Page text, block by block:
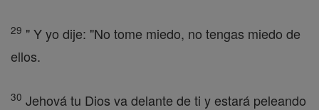
29 " Y yo dije: "No tome miedo, no tengas miedo de
ellos.
30 Jehová tu Dios va delante de ti y estará peleando